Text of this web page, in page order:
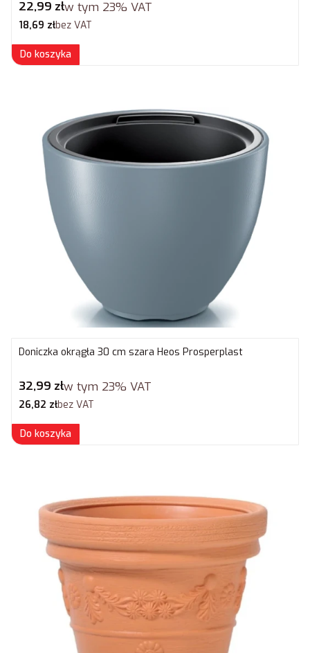
Cena brutto
22,99 złw tym 23% VAT
Cena netto
18,69 złbez VAT
Do koszyka
Doniczka okrągła 30 cm szara Heos Prosperplast
Cena brutto
32,99 złw tym 23% VAT
Cena netto
26,82 złbez VAT
Do koszyka